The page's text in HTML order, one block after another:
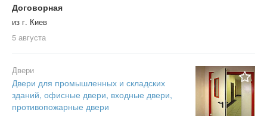
Договорная
из г. Киев
5 августа
Двери
Двери для промышленных и складских
зданий, офисные двери, входные двери,
противопожарные двери